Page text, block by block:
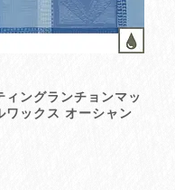
ィングランチョンマッ
ワックス オーシャン